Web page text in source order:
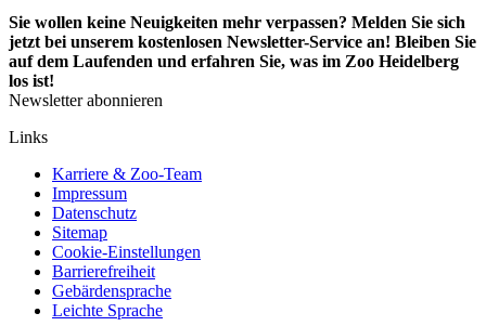
Sie wollen keine Neuigkeiten mehr verpassen? Melden Sie sich
jetzt bei unserem kostenlosen Newsletter-Service an! Bleiben Sie
auf dem Laufenden und erfahren Sie, was im Zoo Heidelberg
los ist!
Newsletter abonnieren
Links
Karriere & Zoo-Team
Impressum
Datenschutz
Sitemap
Cookie-Einstellungen
Barrierefreiheit
Gebärdensprache
Leichte Sprache